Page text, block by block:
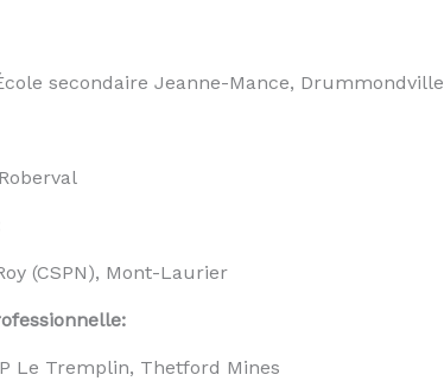
secondaire Jeanne-Mance, Drummondville
(CSPN), Mont-Laurier
Le Tremplin, Thetford Mines